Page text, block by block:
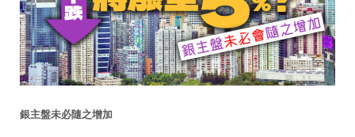
銀主盤未必隨之增加